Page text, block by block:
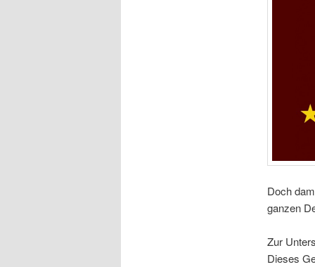
Doch
ganzen
Zur
Dieses